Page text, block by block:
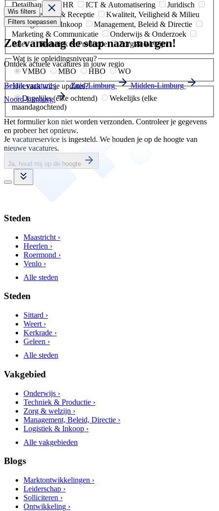
Detailhandel
HR ICT & Automatisering
Juridisch
Klantenservice & Receptie
Kwaliteit, Veiligheid & Milieu
Logistiek & Inkoop
Management, Beleid & Directie
Marketing & Communicatie
Onderwijs & Onderzoek
Sales
Techniek & Productie
Zorg & Welzijn
Wat is je opleidingsniveau?
VMBO
MBO HBO
WO
Hoevaak wil je updates?
Dagelijks (elke ochtend)
Wekelijks (elke
maandagochtend)
Het formulier kon niet worden verzonden. Controleer je gegevens
en probeer het opnieuw.
Je vacatureservice is ingesteld. We houden je op de hoogte van
nieuwe vacatures.
Ja, houd mij op de hoogte
Wis filters
Filters toepassen
Zet vandaag de stap naar morgen!
Ontdek actuele vacatures in jouw regio
Bekijk vacatures Zuid-Limburg
Midden-Limburg
Noord-Limburg
Steden
Maastricht ›
Heerlen ›
Roermond ›
Venlo ›
Alle steden
Steden
Sittard ›
Weert ›
Kerkrade ›
Geleen ›
Alle steden
Vakgebied
Onderwijs ›
Techniek & Productie ›
Zorg & welzijn ›
Management, Beleid, Directie ›
Logistiek & Inkoop ›
Alle vakgebieden
Blogs
Marktontwikkelingen ›
Leiderschap ›
Solliciteren ›
Ontwikkeling ›